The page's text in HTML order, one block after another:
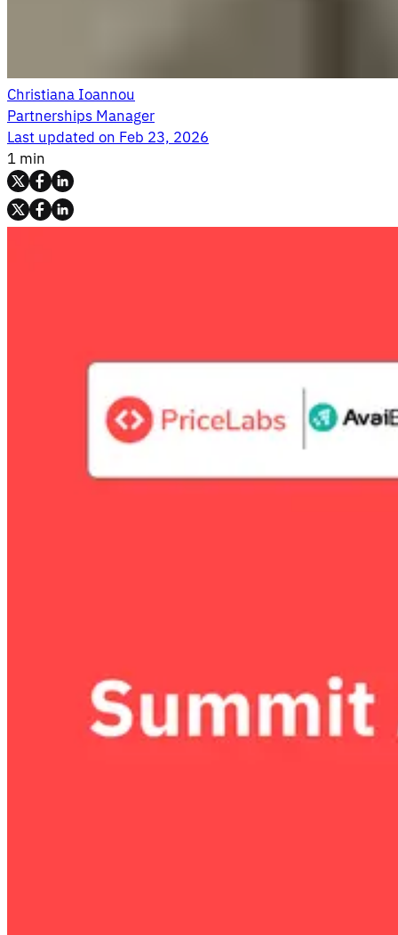
Christiana Ioannou
Partnerships Manager
Last updated onFeb 23, 2026
1 min